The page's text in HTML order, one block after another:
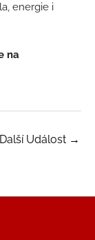
energie i
na
Další Událost →